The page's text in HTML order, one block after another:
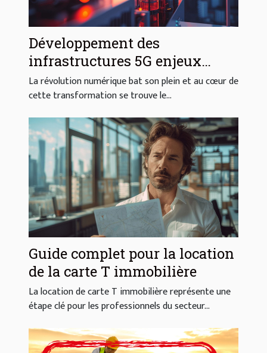
Développement des
infrastructures 5G enjeux
économiques pour les
entreprises
La révolution numérique bat son plein et au cœur de
cette transformation se trouve le...
Guide complet pour la location
de la carte T immobilière
La location de carte T immobilière représente une
étape clé pour les professionnels du secteur...